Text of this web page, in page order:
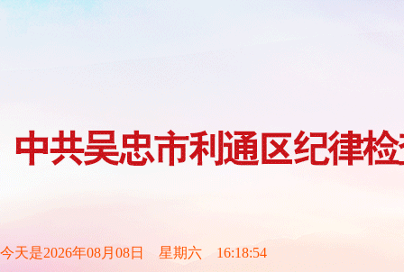
今天是2026年08月08日 星期六 16:18:55